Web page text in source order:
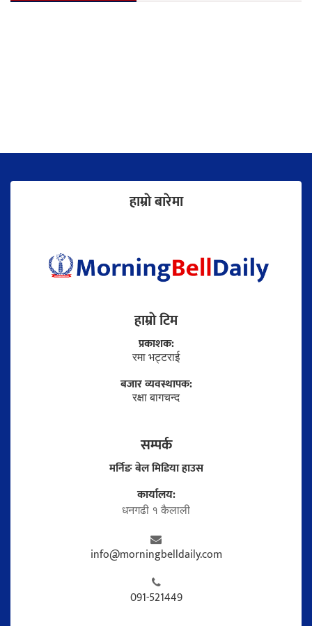
हाम्राे बारेमा
हाम्राे टिम
प्रकाशक:
रमा भट्टराई
बजार व्यवस्थापक:
रक्षा बागचन्द
सम्पर्क
मर्निङ बेल मिडिया हाउस
कार्यालय:
धनगढी १ कैलाली
info@morningbelldaily.com
091-521449